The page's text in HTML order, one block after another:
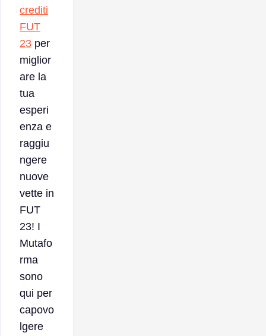
crediti
FUT
23 per
miglior
are la
tua
esperi
enza e
raggiu
ngere
nuove
vette in
FUT
23! I
Mutafo
rma
sono
qui per
capovo
lgere